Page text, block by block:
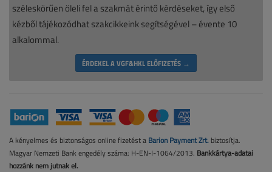
széleskörűen öleli fel a szakmát érintő kérdéseket, így első
kézből tájékozódhat szakcikkeink segítségével – évente 10
alkalommal.
ÉRDEKEL A VGF&HKL ELŐFIZETÉS →
A kényelmes és biztonságos online fizetést a Barion Payment Zrt. biztosítja.
Magyar Nemzeti Bank engedély száma: H-EN-I-1064/2013. Bankkártya-adatai
hozzánk nem jutnak el.